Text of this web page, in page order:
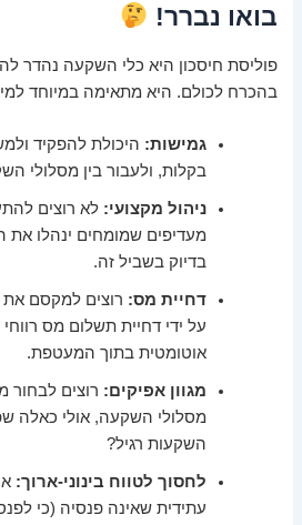
בואו נברר!
פוליסת חיסכון היא כלי השקעה נהדר
בהכרח לכולם. היא מתאימה במיוחד
גמישות: היכולת להפקיד
בקלות, ולעבור בין מסלולי
ניהול מקצועי: לא רוצים
מעדיפים שמומחים ינהלו
בדיוק בשביל זה.
דחיית מס: רוצים למקסם את
על ידי דחיית תשלום מס
אוטומטית בתוך המעטפת.
מגוון אפיקים: רוצים לבחור
מסלולי השקעה, אולי כאלה
השקעות רגיל?
לחסוך לטווח בינוני-ארוך:
עתידית שאינה פנסיה (כי